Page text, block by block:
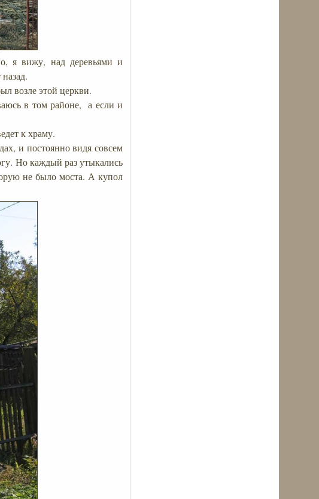
я вижу, над деревьями и
возле этой церкви.
в том районе, а если и
к храму.
и постоянно видя совсем
Но каждый раз утыкались
не было моста. А купол